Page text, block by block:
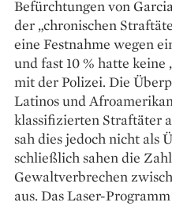
Befürchtungen von
der „chronischen
eine Fest­nahme wegen
und fast 10 % hatte
mit der Polizei. Die
Latinos und
klassifizierten Straftäter
sah dies jedoch nicht als
schließlich sahen die
Gewaltverbrechen
aus. Das Laser-